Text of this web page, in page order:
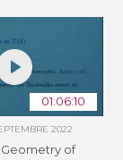
01:06:10
2022
of